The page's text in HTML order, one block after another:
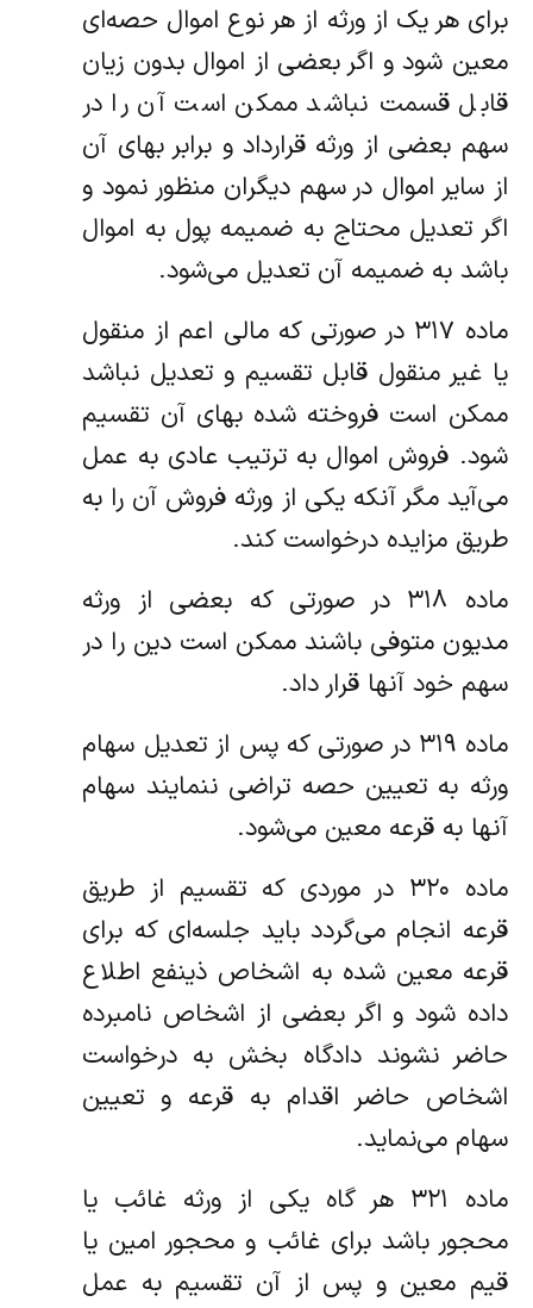
برای هر یک از ورثه از هر نوع اموال حصه‌ای
معین شود و اگر بعضی از اموال بدون زیان
قابل قسمت‌ نباشد ممکن است آن را در
سهم بعضی از ورثه قرارداد و برابر بهای آن
از سایر اموال در سهم دیگران منظور نمود و
اگر تعدیل محتاج به ضمیمه پول به‌ اموال
باشد به ضمیمه آن تعدیل می‌شود.
‌ماده ۳۱۷ در صورتی که مالی اعم از منقول
یا غیر منقول قابل تقسیم و تعدیل نباشد
ممکن است فروخته شده بهای آن تقسیم
شود. ‌فروش اموال به ترتیب عادی به عمل
می‌آید مگر آنکه یکی از ورثه فروش آن را به
طریق مزایده درخواست کند.
‌ماده ۳۱۸ در صورتی که بعضی از ورثه
مدیون متوفی باشند ممکن است دین را در
سهم خود آنها قرار داد.
‌ماده ۳۱۹ در صورتی که پس از تعدیل سهام
ورثه به تعیین حصه تراضی ننمایند سهام
آنها به قرعه معین می‌شود.
‌ماده ۳۲۰ در موردی که تقسیم از طریق
قرعه انجام می‌گردد باید جلسه‌ای که برای
قرعه معین شده به اشخاص ذینفع اطلاع
داده شود و اگر بعضی از اشخاص نامبرده
حاضر نشوند دادگاه بخش به درخواست
اشخاص حاضر اقدام به قرعه و تعیین
سهام می‌نماید.
‌ماده ۳۲۱ هر گاه یکی از ورثه غائب یا
محجور باشد برای غائب و محجور امین یا
قیم معین و پس از آن تقسیم به عمل